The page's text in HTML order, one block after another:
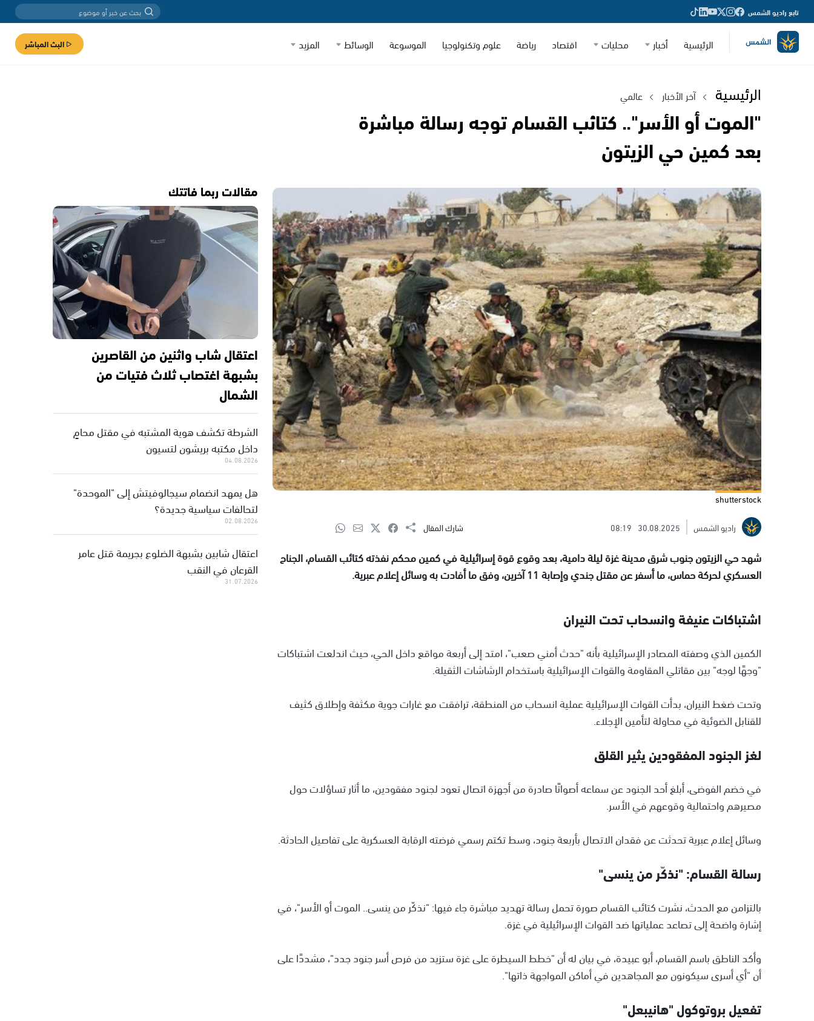
تابع راديو الشمس
الرئيسية أخبار محليات اقتصاد رياضة علوم وتكنولوجيا الموسوعة الوسائط المزيد البث المباشر
الرئيسية آخر الأخبار عالمي
"الموت أو الأسر".. كتائب القسام توجه رسالة مباشرة
بعد كمين حي الزيتون
shutterstock
راديو الشمس
30.08.2025
08:19 شارك المقال
شهد حي الزيتون جنوب شرق مدينة غزة ليلة دامية، بعد وقوع قوة إسرائيلية في كمين محكم نفذته كتائب القسام، الجناح
العسكري لحركة حماس، ما أسفر عن مقتل جندي وإصابة 11 آخرين، وفق ما أفادت به وسائل إعلام عبرية.
اشتباكات عنيفة وانسحاب تحت النيران
الكمين الذي وصفته المصادر الإسرائيلية بأنه "حدث أمني صعب"، امتد إلى أربعة مواقع داخل الحي، حيث اندلعت اشتباكات
"وجهًا لوجه" بين مقاتلي المقاومة والقوات الإسرائيلية باستخدام الرشاشات الثقيلة.
وتحت ضغط النيران، بدأت القوات الإسرائيلية عملية انسحاب من المنطقة، ترافقت مع غارات جوية مكثفة وإطلاق كثيف
للقنابل الضوئية في محاولة لتأمين الإجلاء.
لغز الجنود المفقودين يثير القلق
في خضم الفوضى، أبلغ أحد الجنود عن سماعه أصواتًا صادرة من أجهزة اتصال تعود لجنود مفقودين، ما أثار تساؤلات حول
مصيرهم واحتمالية وقوعهم في الأسر.
وسائل إعلام عبرية تحدثت عن فقدان الاتصال بأربعة جنود، وسط تكتم رسمي فرضته الرقابة العسكرية على تفاصيل الحادثة.
رسالة القسام: "نذكّر من ينسى"
بالتزامن مع الحدث، نشرت كتائب القسام صورة تحمل رسالة تهديد مباشرة جاء فيها: "نذكّر من ينسى.. الموت أو الأسر"، في
إشارة واضحة إلى تصاعد عملياتها ضد القوات الإسرائيلية في غزة.
وأكد الناطق باسم القسام، أبو عبيدة، في بيان له أن "خطط السيطرة على غزة ستزيد من فرص أسر جنود جدد"، مشددًا على
أن "أي أسرى سيكونون مع المجاهدين في أماكن المواجهة ذاتها".
تفعيل بروتوكول "هانيبعل"
مقالات ربما فاتتك
اعتقال شاب واثنين من القاصرين
بشبهة اغتصاب ثلاث فتيات من
الشمال
الشرطة تكشف هوية المشتبه في مقتل محامٍ
داخل مكتبه بريشون لتسيون
04.08.2026
هل يمهد انضمام سيجالوفيتش إلى "الموحدة"
لتحالفات سياسية جديدة؟
02.08.2026
اعتقال شابين بشبهة الضلوع بجريمة قتل عامر
القرعان في النقب
31.07.2026